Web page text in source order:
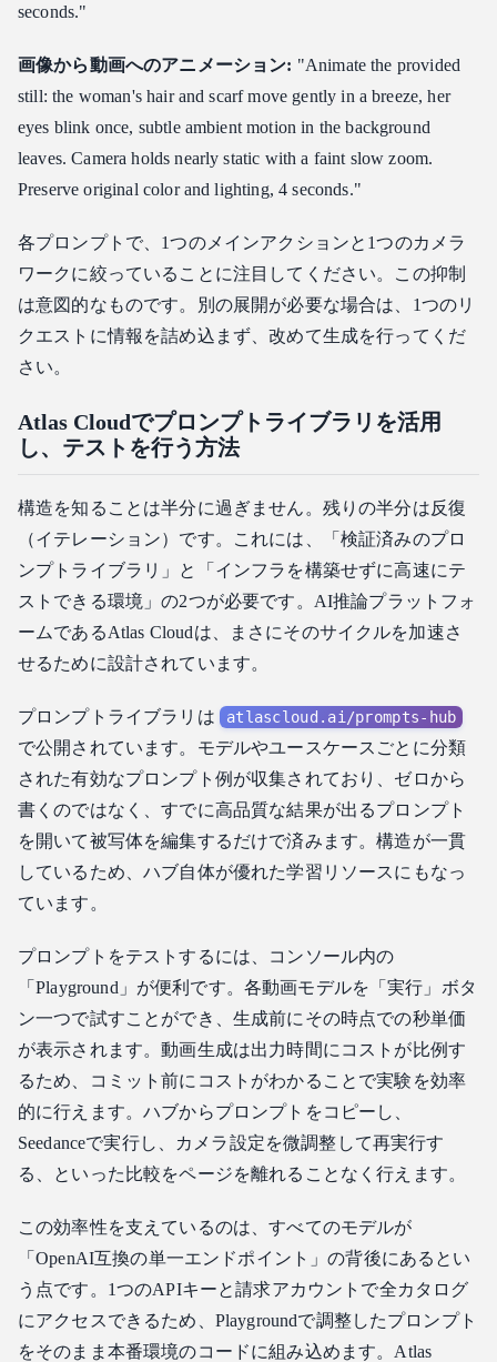
seconds."
画像から動画へのアニメーション: "Animate the provided
still: the woman's hair and scarf move gently in a breeze, her
eyes blink once, subtle ambient motion in the background
leaves. Camera holds nearly static with a faint slow zoom.
Preserve original color and lighting, 4 seconds."
各プロンプトで、1つのメインアクションと1つのカメラ
ワークに絞っていることに注目してください。この抑制
は意図的なものです。別の展開が必要な場合は、1つのリ
クエストに情報を詰め込まず、改めて生成を行ってくだ
さい。
Atlas Cloudでプロンプトライブラリを活用
し、テストを行う方法
構造を知ることは半分に過ぎません。残りの半分は反復
（イテレーション）です。これには、「検証済みのプロ
ンプトライブラリ」と「インフラを構築せずに高速にテ
ストできる環境」の2つが必要です。AI推論プラットフォ
ームであるAtlas Cloudは、まさにそのサイクルを加速さ
せるために設計されています。
プロンプトライブラリは atlascloud.ai/prompts-hub
で公開されています。モデルやユースケースごとに分類
された有効なプロンプト例が収集されており、ゼロから
書くのではなく、すでに高品質な結果が出るプロンプト
を開いて被写体を編集するだけで済みます。構造が一貫
しているため、ハブ自体が優れた学習リソースにもなっ
ています。
プロンプトをテストするには、コンソール内の
「Playground」が便利です。各動画モデルを「実行」ボタ
ン一つで試すことができ、生成前にその時点での秒単価
が表示されます。動画生成は出力時間にコストが比例す
るため、コミット前にコストがわかることで実験を効率
的に行えます。ハブからプロンプトをコピーし、
Seedanceで実行し、カメラ設定を微調整して再実行す
る、といった比較をページを離れることなく行えます。
この効率性を支えているのは、すべてのモデルが
「OpenAI互換の単一エンドポイント」の背後にあるとい
う点です。1つのAPIキーと請求アカウントで全カタログ
にアクセスできるため、Playgroundで調整したプロンプト
をそのまま本番環境のコードに組み込めます。Atlas